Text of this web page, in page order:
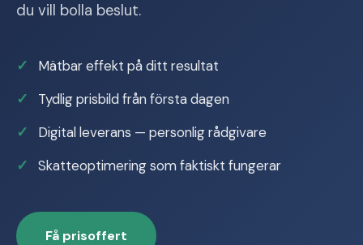
du vill bolla beslut.
Mätbar effekt på ditt resultat
Tydlig prisbild från första dagen
Digital leverans — personlig rådgivare
Skatteoptimering som faktiskt fungerar
Få prisoffert